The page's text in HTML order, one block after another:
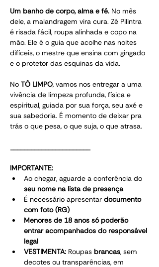
Um banho de corpo, alma e fé. No mês
dele, a malandragem vira cura. Zé Pilintra
é risada fácil, roupa alinhada e copo na
mão. Ele é o guia que acolhe nas noites
difíceis, o mestre que ensina com gingado
e o protetor das esquinas da vida.
No TÔ LIMPO, vamos nos entregar a uma
vivência de limpeza profunda, física e
espiritual, guiada por sua força, seu axé e
sua sabedoria. É momento de deixar pra
trás o que pesa, o que suja, o que atrasa.
IMPORTANTE:
Ao chegar, aguarde a conferência do
seu nome na lista de presença
É necessário apresentar documento
com foto (RG)
Menores de 18 anos só poderão
entrar acompanhados do responsável
legal
VESTIMENTA: Roupas brancas, sem
decotes ou transparências, em